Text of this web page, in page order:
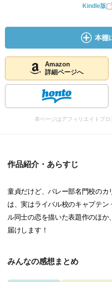
Kindle版
本棚
Amazon
詳細ページへ
本ページはアフィリエイトプ
作品紹介・あらすじ
童貞だけど、バレー部名門校のカ
は、実はライバル校のキャプテ
ル同士の恋を描いた表題作のほ
届けします！
みんなの感想まとめ